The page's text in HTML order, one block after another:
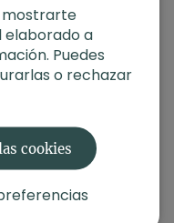
min
Puedes realizar esta
O después de las 8
esta clase si tienes
mostrarte
elaborado a
Puedes
o rechazar
cookies